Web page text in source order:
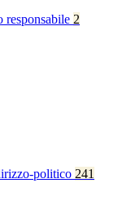
2
politico 241